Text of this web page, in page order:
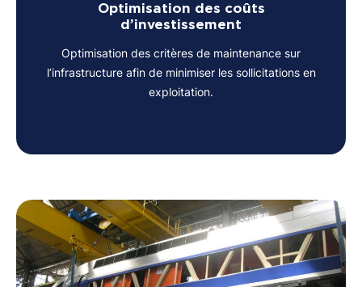
Optimisation des coûts
d’investissement
Optimisation des critères de maintenance sur
l’infrastructure afin de minimiser les sollicitations en
exploitation.